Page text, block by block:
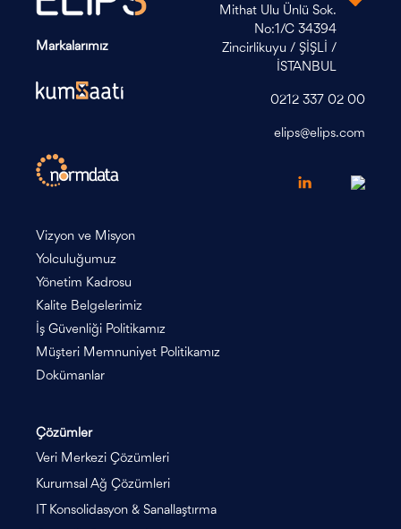
Markalarımız
Mithat Ulu Ünlü Sok.
No:1/C 34394
Zincirlikuyu / ŞİŞLİ /
İSTANBUL
0212 337 02 00
elips@elips.com
Vizyon ve Misyon
Yolculuğumuz
Yönetim Kadrosu
Kalite Belgelerimiz
İş Güvenliği Politikamız
Müşteri Memnuniyet Politikamız
Dokümanlar
Çözümler
Veri Merkezi Çözümleri
Kurumsal Ağ Çözümleri
IT Konsolidasyon & Sanallaştırma